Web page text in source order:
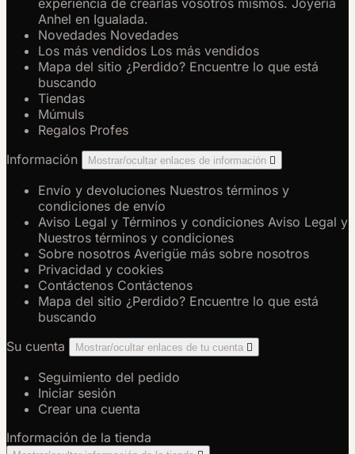
experiencia de crearlas vosotros mismos. Joyería
Anhel en Igualada.
Novedades Novedades
Los más vendidos Los más vendidos
Mapa del sitio ¿Perdido? Encuentre lo que está
buscando
Tiendas
Múmuls
Regalos Profes
Información
Mostrar/ocultar enlaces de información 
Envío y devoluciones Nuestros términos y
condiciones de envío
Aviso Legal y Términos y condiciones Aviso Legal y
Nuestros términos y condiciones
Sobre nosotros Averigüe más sobre nosotros
Privacidad y cookies
Contáctenos Contáctenos
Mapa del sitio ¿Perdido? Encuentre lo que está
buscando
Su cuenta
Mostrar/ocultar enlaces de tu cuenta 
Seguimiento del pedido
Iniciar sesión
Crear una cuenta
Información de la tienda